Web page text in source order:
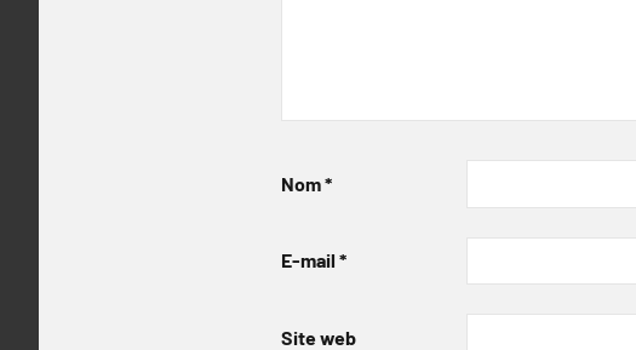
Nom*
E-mail *
Site web